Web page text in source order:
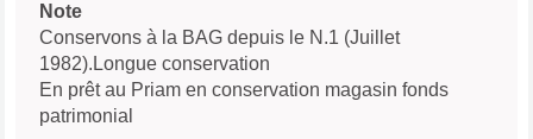
Note
Conservons à la BAG depuis le N.1 (Juillet
1982).Longue conservation
En prêt au Priam en conservation magasin fonds
patrimonial